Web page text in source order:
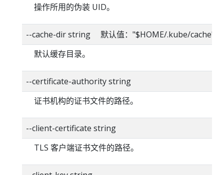
操作所用的伪装 UID。
--cache-dir string 默认值："$HOME/.kube/cache"
默认缓存目录。
--certificate-authority string
证书机构的证书文件的路径。
--client-certificate string
TLS 客户端证书文件的路径。